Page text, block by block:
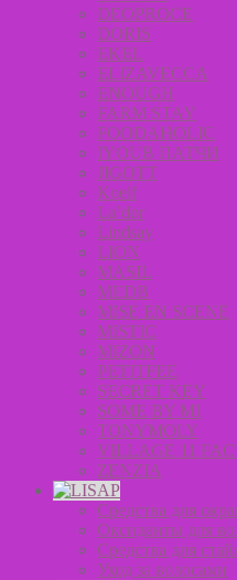
DEOPROCE
DORIS
EKEL
ELIZAVECCA
ENOUGH
FARM STAY
FOODAHOLIC
IYOUB ПАТЧИ
JIGOTT
Koelf
La’dor
Lindsay
LION
MASIL
MEDB
MISE EN SCENE
MISTIC
MIZON
PETITFEE
SECRET KEY
SOME BY MI
TONYMOLY
VILLAGE 11
ZENZIA
Средства для
Оксиданты для
Средства для
Уход за волосами